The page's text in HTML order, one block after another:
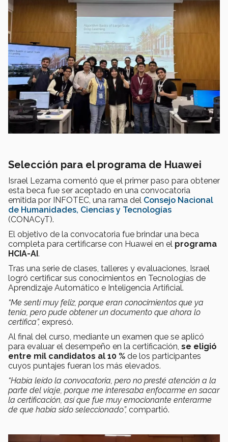
Selección para el programa de Huawei
Israel Lezama comentó que el primer paso para obtener
esta beca fue ser aceptado en una convocatoria
emitida por INFOTEC, una rama del Consejo Nacional
de Humanidades, Ciencias y Tecnologías
(CONACyT).
El objetivo de la convocatoria fue brindar una beca
completa para certificarse con Huawei en el programa
HCIA-AI.
Tras una serie de clases, talleres y evaluaciones, Israel
logró certificar sus conocimientos en Tecnologías de
Aprendizaje Automático e Inteligencia Artificial.
“Me sentí muy feliz, porque eran conocimientos que ya
tenía, pero pude obtener un documento que ahora lo
certifica”, expresó.
Al final del curso, mediante un examen que se aplicó
para evaluar el desempeño en la certificación, se eligió
entre mil candidatos al 10 % de los participantes
cuyos puntajes fueran los más elevados.
“Había leído la convocatoria, pero no presté atención a la
parte del viaje, porque me interesaba enfocarme en sacar
la certificación, así que fue muy emocionante enterarme
de que había sido seleccionado”, compartió.